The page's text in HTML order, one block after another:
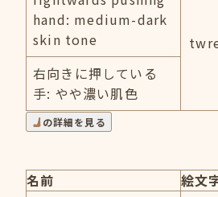
hand: medium-dark
skin tone
右向きに押している
手: やや濃い肌色
の詳細を見る
名前
絵文